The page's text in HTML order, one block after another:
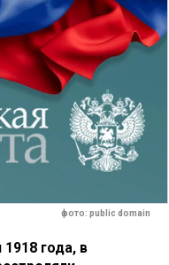
фото: public domain
года, в